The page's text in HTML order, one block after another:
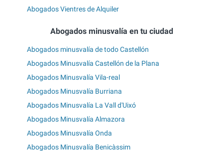
Abogados Vientres de Alquiler
Abogados minusvalía en tu ciudad
Abogados minusvalía de todo Castellón
Abogados Minusvalía Castellón de la Plana
Abogados Minusvalía Vila-real
Abogados Minusvalía Burriana
Abogados Minusvalía La Vall d'Uixó
Abogados Minusvalía Almazora
Abogados Minusvalía Onda
Abogados Minusvalía Benicàssim